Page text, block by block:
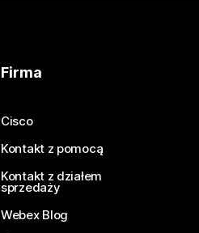
Firma
Cisco
Kontakt z pomocą
Kontakt z działem
sprzedaży
Webex Blog